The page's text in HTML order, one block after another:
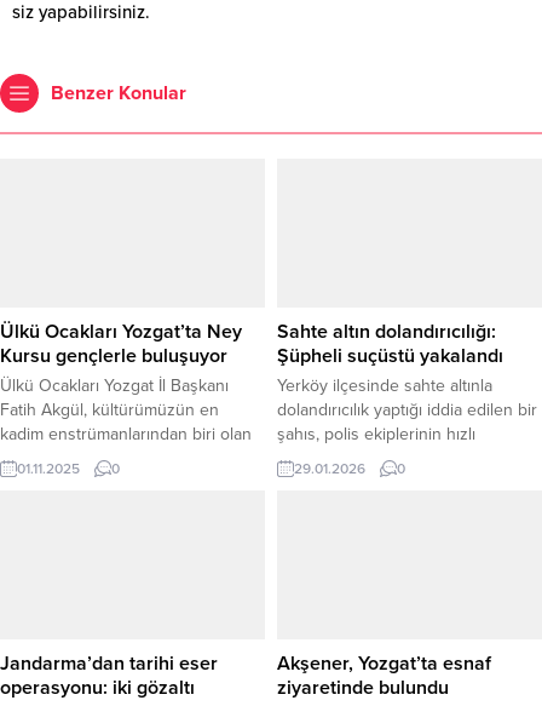
siz yapabilirsiniz.
Benzer Konular
Ülkü Ocakları Yozgat’ta Ney
Kursu gençlerle buluşuyor
Ülkü Ocakları Yozgat İl Başkanı
Fatih Akgül, kültürümüzün en
kadim enstrümanlarından biri olan
Ney kursunun tüm gönül
sıcaklığıyla devam ettiğini söyledi.
Merkezi ile Millî Eğitim Bakanlığı
arasında...
01.11.2025 0
Sahte altın dolandırıcılığı:
Şüpheli suçüstü yakalandı
Yerköy ilçesinde sahte altınla
dolandırıcılık yaptığı iddia edilen bir
şahıs, polis ekiplerinin hızlı
müdahalesiyle suçüstü yakalandı.
Edinilen bilgilere göre, 28 Ocak
gelen...
29.01.2026 0
Jandarma’dan tarihi eser
operasyonu: iki gözaltı
Akşener, Yozgat’ta esnaf
ziyaretinde bulundu